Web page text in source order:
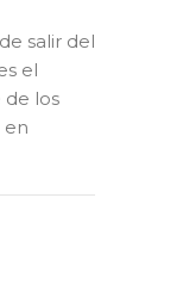
salir del
el
los
en